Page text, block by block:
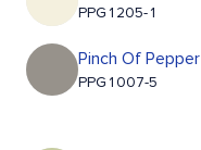
PPG1205-1
Pinch Of Pepper
PPG1007-5